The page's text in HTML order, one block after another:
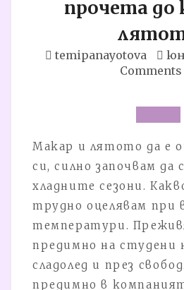
прочета до
temipanayotova
Comments
Макар и лятото да е
си, силно започвам да
хладните сезони.
трудно оцелявам при
температури.
предимно на студени
сладолед и през
предимно в